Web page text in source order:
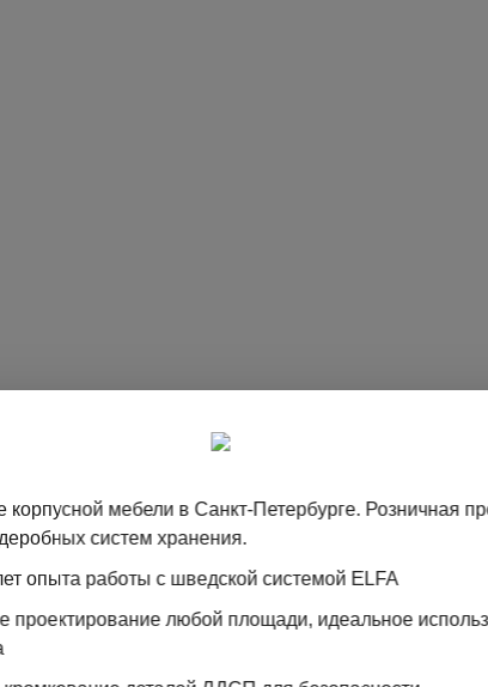
(ВхШхГ)
Белый премиум + Карамель Нюд
корпусной мебели в Санкт-Петербурге. Розничная
систем хранения.
опыта работы с шведской системой ELFA
проектирование любой площади, идеальное